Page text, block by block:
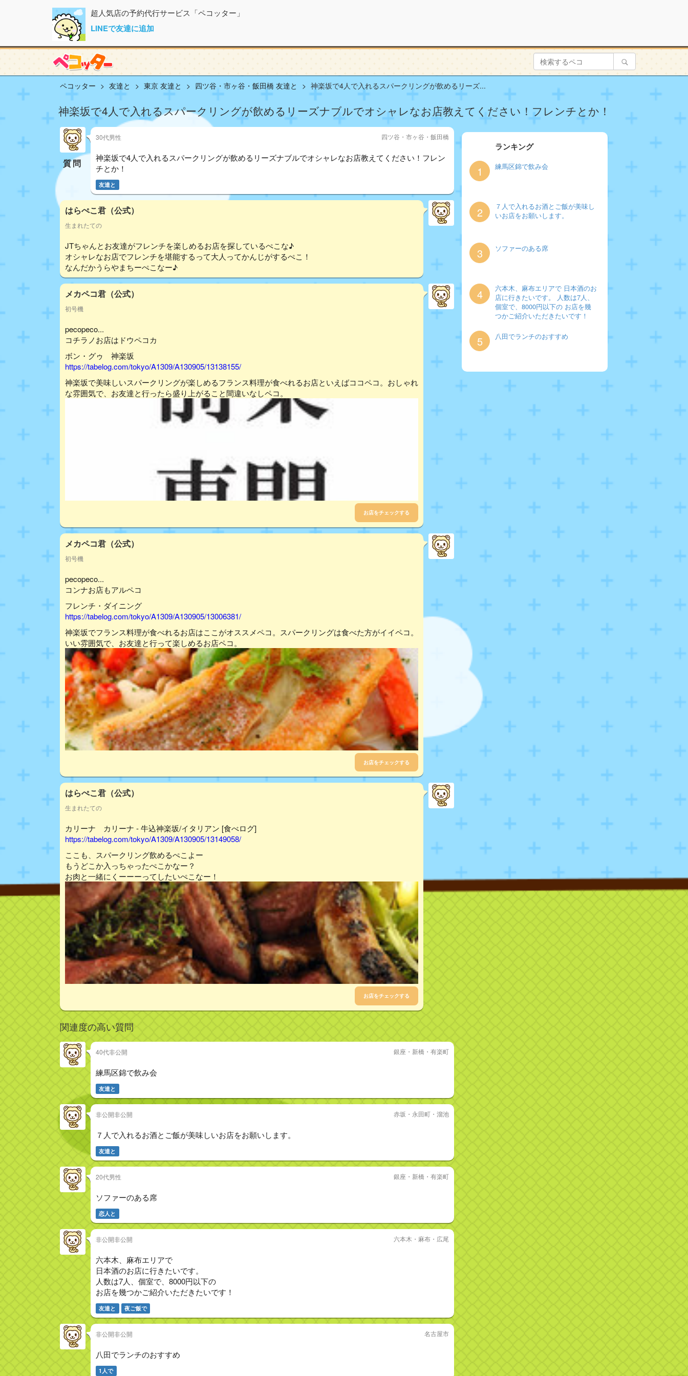
超人気店の予約代行サービス「ペコッター」
LINEで友達に追加
ペコッター 友達と 東京 友達と 四ツ谷・市ヶ谷・飯田橋 友達と 神楽坂で4人で入れるスパークリングが飲めるリーズ...
神楽坂で4人で入れるスパークリングが飲めるリーズナブルでオシャレなお店教えてください！フレンチとか！
質問
30代男性 四ツ谷・市ヶ谷・飯田橋
神楽坂で4人で入れるスパークリングが飲めるリーズナブルでオシャレなお店教えてください！フレン
チとか！
友達と
はらぺこ君（公式）
生まれたての
JTちゃんとお友達がフレンチを楽しめるお店を探しているぺこな♪
オシャレなお店でフレンチを堪能するって大人ってかんじがするぺこ！
なんだかうらやまちーぺこなー♪
メカペコ君（公式）
初号機
pecopeco...
コチラノお店はドウペコカ
ボン・グゥ 神楽坂
https://tabelog.com/tokyo/A1309/A130905/13138155/
神楽坂で美味しいスパークリングが楽しめるフランス料理が食べれるお店といえばココペコ。おしゃれ
な雰囲気で、お友達と行ったら盛り上がること間違いなしペコ。
お店をチェックする
メカペコ君（公式）
初号機
pecopeco...
コンナお店もアルペコ
フレンチ・ダイニング
https://tabelog.com/tokyo/A1309/A130905/13006381/
神楽坂でフランス料理が食べれるお店はここがオススメペコ。スパークリングは食べた方がイイペコ。
いい雰囲気で、お友達と行って楽しめるお店ペコ。
お店をチェックする
はらぺこ君（公式）
生まれたての
カリーナ カリーナ - 牛込神楽坂/イタリアン [食べログ]
https://tabelog.com/tokyo/A1309/A130905/13149058/
ここも、スパークリング飲めるぺこよー
もうどこか入っちゃったぺこかなー？
お肉と一緒にくーーーってしたいぺこなー！
お店をチェックする
関連度の高い質問
40代非公開 銀座・新橋・有楽町
練馬区錦で飲み会
友達と
非公開非公開 赤坂・永田町・溜池
７人で入れるお酒とご飯が美味しいお店をお願いします。
友達と
20代男性 銀座・新橋・有楽町
ソファーのある席
恋人と
非公開非公開 六本木・麻布・広尾
六本木、麻布エリアで
日本酒のお店に行きたいです。
人数は7人、個室で、8000円以下の
お店を幾つかご紹介いただきたいです！
友達と 夜ご飯で
非公開非公開 名古屋市
八田でランチのおすすめ
1人で
ランキング
1 練馬区錦で飲み会
2
７人で入れるお酒とご飯が美味し
いお店をお願いします。
3 ソファーのある席
4
六本木、麻布エリアで 日本酒のお
店に行きたいです。 人数は7人、
個室で、8000円以下の お店を幾
つかご紹介いただきたいです！
5 八田でランチのおすすめ